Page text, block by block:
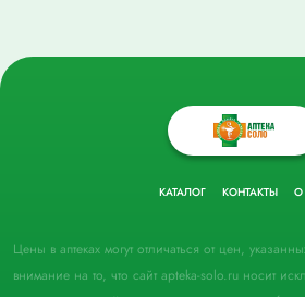
КАТАЛОГ КОНТАКТЫ О
Цены в аптеках могут отличаться от цен,
внимание на то, что сайт apteka-solo.ru носит